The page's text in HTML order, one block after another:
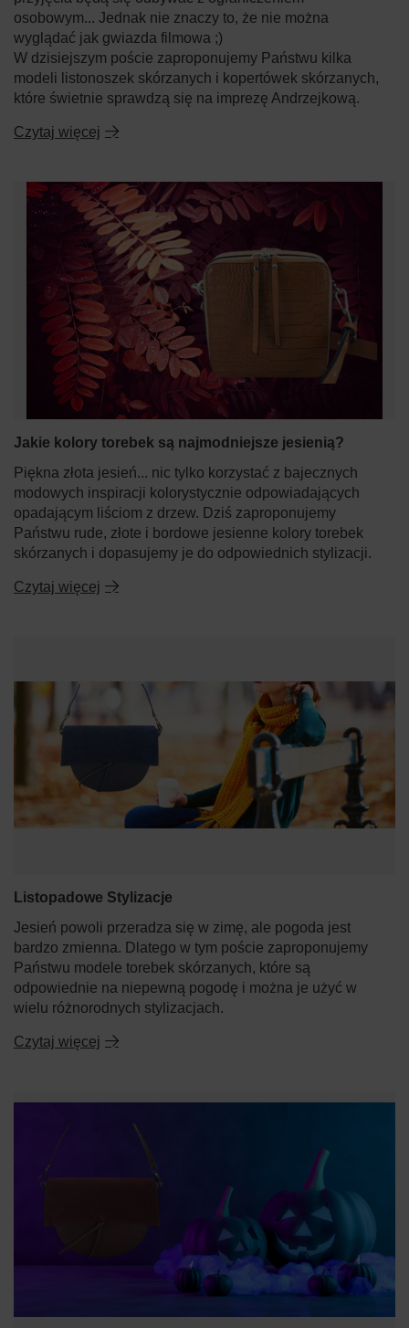
osobowym... Jednak nie znaczy to, że nie można
wyglądać jak gwiazda filmowa ;)
W dzisiejszym poście zaproponujemy Państwu kilka
modeli listonoszek skórzanych i kopertówek skórzanych,
które świetnie sprawdzą się na imprezę Andrzejkową.
Czytaj więcej
Jakie kolory torebek są najmodniejsze jesienią?
Piękna złota jesień... nic tylko korzystać z bajecznych
modowych inspiracji kolorystycznie odpowiadających
opadającym liściom z drzew. Dziś zaproponujemy
Państwu rude, złote i bordowe jesienne kolory torebek
skórzanych i dopasujemy je do odpowiednich stylizacji.
Czytaj więcej
Listopadowe Stylizacje
Jesień powoli przeradza się w zimę, ale pogoda jest
bardzo zmienna. Dlatego w tym poście zaproponujemy
Państwu modele torebek skórzanych, które są
odpowiednie na niepewną pogodę i można je użyć w
wielu różnorodnych stylizacjach.
Czytaj więcej